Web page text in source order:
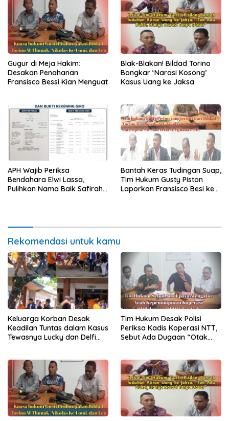
Gugur di Meja Hakim:
Desakan Penahanan
Fransisco Bessi Kian Menguat
Blak-Blakan! Bildad Torino
Bongkar ‘Narasi Kosong’
Kasus Uang ke Jaksa
APH Wajib Periksa
Bendahara Elwi Lassa,
Pulihkan Nama Baik Safirah
Bantah Keras Tudingan Suap,
Tim Hukum Gusty Piston
Laporkan Fransisco Besi ke
Rekomendasi untuk kamu
Keluarga Korban Desak
Keadilan Tuntas dalam Kasus
Tewasnya Lucky dan Delfi
Tim Hukum Desak Polisi
Periksa Kadis Koperasi NTT,
Sebut Ada Dugaan “Otak